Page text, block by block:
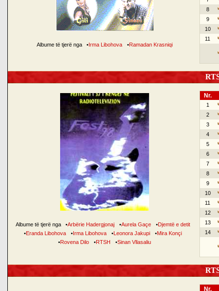
Albume të tjerë nga •Irma Libohova •Ramadan Krasniqi
8
9
10
11
Albume të tjerë nga •Arbërie Hadergjonaj •Aurela Gaçe •Djemtë e detit
•Eranda Libohova •Irma Libohova •Leonora Jakupi •Mira Konçi
•Rovena Dilo •RTSH •Sinan Vllasaliu
Nr.
1
2
3
4
5
6
7
8
9
10
11
12
13
14
Nr.